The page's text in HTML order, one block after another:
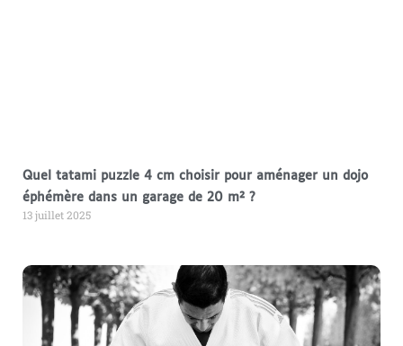
Quel tatami puzzle 4 cm choisir pour aménager un dojo
éphémère dans un garage de 20 m² ?
13 juillet 2025